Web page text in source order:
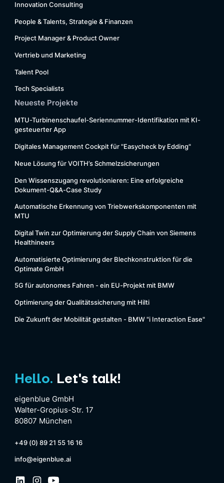
Innovation Consulting
People & Talents, Strategie & Finanzen
Project Manager & Product Owner
Vertrieb und Marketing
Talent Pool
Tech Specialists
Neueste Projekte
MTU-Turbinenschaufel-Seriennummer-Identifikation mit KI-
gesteuerter App
Digitales Management Cockpit für "Easycheck by Edding"
Neue Lösung für VOITH’s Schmelzsicherungen
Den Wissenszugang revolutionieren: Eine erfolgreiche
Dokument-Q&A-Case Study
Automatische Erkennung von Triebwerkskomponenten mit
MTU
Digital Twin zur Optimierung der Supply Chain von Siemens
Healthineers
Automatisierte Optimierung der Blechkonstruktion für die
Optimate GmbH
5G für autonomes Fahren - ein EU-Projekt mit BMW
Optimierung der Qualitätssicherung mit Hilti
Die Zukunft der Mobilität gestalten - BMW "i Interaction Ease"
Hello. Let's talk!
eigenblue GmbH
Walter-Gropius-Str. 17
80807 München
+49 (0) 89 21 55 16 16
info@eigenblue.ai